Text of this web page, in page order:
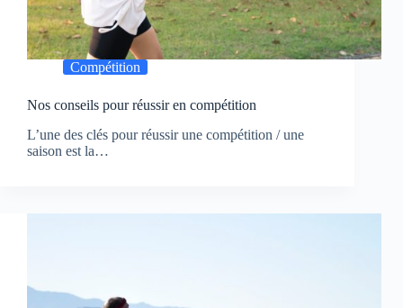
Compétition
Nos conseils pour réussir en compétition
L’une des clés pour réussir une compétition / une
saison est la…